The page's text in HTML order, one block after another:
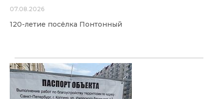
07.08.2026
120-летие посёлка Понтонный